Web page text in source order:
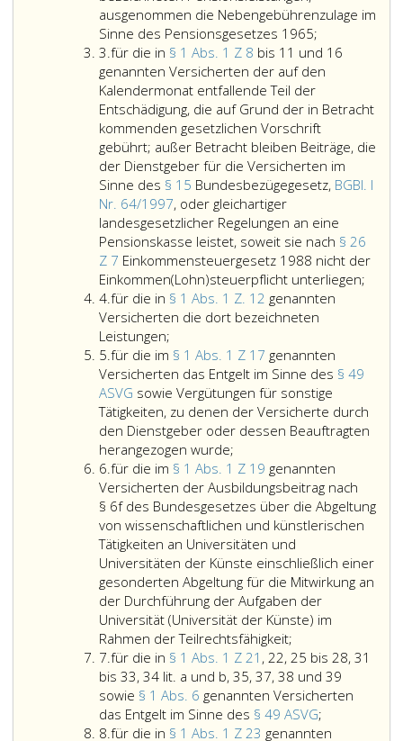
andere
denen
der
dessen
wurde,
ausgenommen die Nebengebührenzulage im
Sinne des Pensionsgesetzes 1965;
die
in
eins,
Absatz
eins,
Ziffer
7,,
Litera
b,,
34
Litera
c
und
genannten
Versicherten
die
dort
bezeichneten
die
im
des
3.Ziffer
3
für die in § 1 Abs. 1 Z 8 bis 11 und 16
genannten Versicherten der auf den
Kalendermonat entfallende Teil der
Entschädigung, die auf Grund der in Betracht
kommenden gesetzlichen Vorschrift
gebührt; außer Betracht bleiben Beiträge, die
der Dienstgeber für die Versicherten im
Sinne des § 15 Bundesbezügegesetz, BGBl. I
Nr. 64/1997, oder gleichartiger
landesgesetzlicher Regelungen an eine
Pensionskasse leistet, soweit sie nach § 26
Z 7 Einkommensteuergesetz 1988 nicht der
Einkommen(Lohn)steuerpflicht unterliegen;
Ziffer
8
16
der
auf
Teil
4.Ziffer
4
für die in § 1 Abs. 1 Z. 12 genannten
Versicherten die dort bezeichneten
Leistungen;
die
in
Paragraph
eins,
Absatz
eins,
Ziffer
12,
genannten
Versicherten
die
dort
bezeichneten
Leistungen;
5.Ziffer
5
für die im § 1 Abs. 1 Z 17 genannten
Versicherten das Entgelt im Sinne des § 49
ASVG sowie Vergütungen für sonstige
Tätigkeiten, zu denen der Versicherte durch
den Dienstgeber oder dessen Beauftragten
herangezogen wurde;
die
im
Paragraph
eins,
Absatz
eins,
Ziffer
17,
genannten
Versicherten
das
Entgelt
im
Sinne
des
6.Ziffer
6
für die im § 1 Abs. 1 Z 19 genannten
Versicherten der Ausbildungsbeitrag nach
§ 6f des Bundesgesetzes über die Abgeltung
von wissenschaftlichen und künstlerischen
Tätigkeiten an Universitäten und
Universitäten der Künste einschließlich einer
gesonderten Abgeltung für die Mitwirkung an
der Durchführung der Aufgaben der
Universität (Universität der Künste) im
Rahmen der Teilrechtsfähigkeit;
die
im
Paragraph
eins,
Absatz
7.Ziffer
7
für die in § 1 Abs. 1 Z 21 , 22, 25 bis 28, 31
bis 33, 34 lit. a und b, 35, 37, 38 und 39
sowie § 1 Abs. 6 genannten Versicherten
das Entgelt im Sinne des § 49 ASVG;
die
8.Ziffer
für die in § 1 Abs. 1 Z 23 genannten